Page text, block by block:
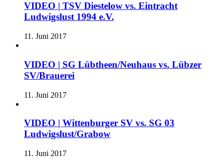
VIDEO | TSV Diestelow vs. Eintracht
Ludwigslust 1994 e.V.
11. Juni 2017
VIDEO | SG Lübtheen/Neuhaus vs. Lübzer
SV/Brauerei
11. Juni 2017
VIDEO | Wittenburger SV vs. SG 03
Ludwigslust/Grabow
11. Juni 2017